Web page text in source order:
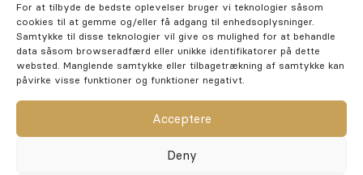
For at tilbyde de bedste oplevelser bruger vi teknologier såsom
cookies til at gemme og/eller få adgang til enhedsoplysninger.
Samtykke til disse teknologier vil give os mulighed for at behandle
data såsom browseradfærd eller unikke identifikatorer på dette
websted. Manglende samtykke eller tilbagetrækning af samtykke kan
påvirke visse funktioner og funktioner negativt.
Acceptere
Deny
Sittplatser:5 platser
Lägsta ålder:25
Kort om minsta erfarenhet:2 år